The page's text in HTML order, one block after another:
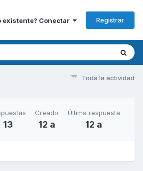
existente? Conectar Registrar
Toda la actividad
13
Creado
12 a
Última respuesta
12 a